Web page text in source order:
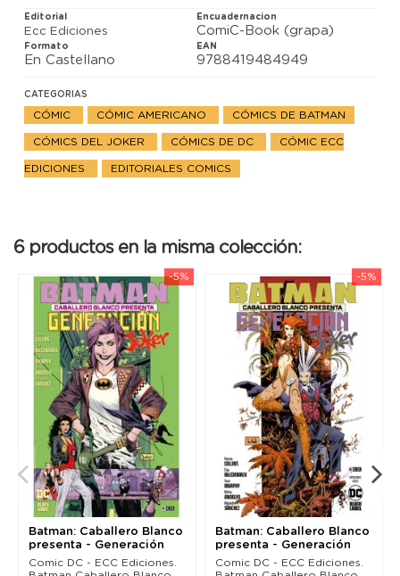
Editorial
Ecc Ediciones
Encuadernacion
ComiC-Book (grapa)
Formato
En Castellano
EAN
9788419484949
CATEGORIAS
CÓMIC CÓMIC AMERICANO CÓMICS DE BATMAN
CÓMICS DEL JOKER CÓMICS DE DC CÓMIC ECC
EDICIONES EDITORIALES COMICS
6 productos en la misma colección:
-5%
Batman: Caballero Blanco
presenta - Generación
Joker 01 (de 6)
Comic DC - ECC Ediciones.
-5%
Batman: Caballero Blanco
presenta - Generación
Joker 02 (de 6)
Comic DC - ECC Ediciones.